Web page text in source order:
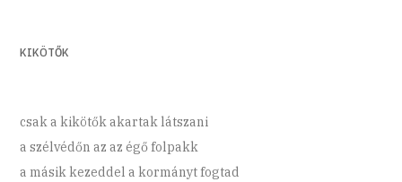
KIKÖTŐK
csak a kikötők akartak látszani
a szélvédőn az az égő folpakk
a másik kezeddel a kormányt fogtad